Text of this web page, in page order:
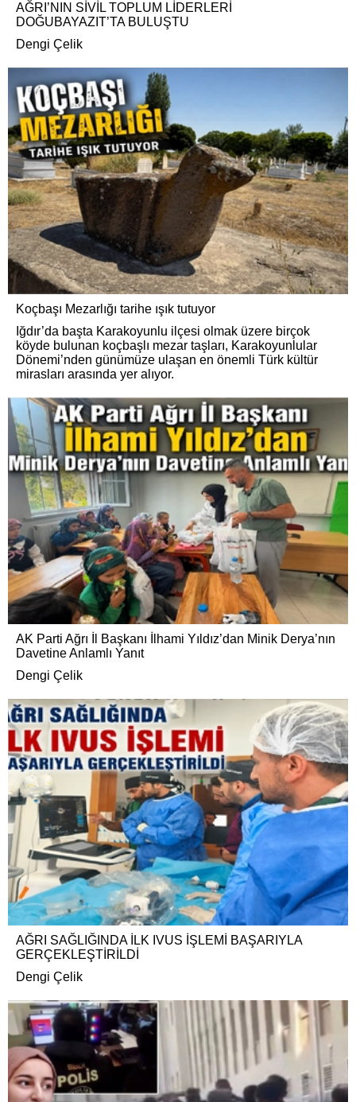
AĞRI’NIN SİVİL TOPLUM LİDERLERİ
DOĞUBAYAZIT’TA BULUŞTU
Dengi Çelik
Koçbaşı Mezarlığı tarihe ışık tutuyor
Iğdır’da başta Karakoyunlu ilçesi olmak üzere birçok
köyde bulunan koçbaşlı mezar taşları, Karakoyunlular
Dönemi’nden günümüze ulaşan en önemli Türk kültür
mirasları arasında yer alıyor.
AK Parti Ağrı İl Başkanı İlhami Yıldız’dan Minik Derya’nın
Davetine Anlamlı Yanıt
Dengi Çelik
AĞRI SAĞLIĞINDA İLK IVUS İŞLEMİ BAŞARIYLA
GERÇEKLEŞTİRİLDİ
Dengi Çelik